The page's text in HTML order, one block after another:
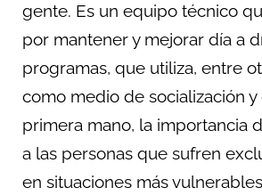
gente. Es un equipo técnico
por mantener y mejorar día a
programas, que utiliza, entre
como medio de socialización
primera mano, la importancia
a las personas que sufren
en situaciones más